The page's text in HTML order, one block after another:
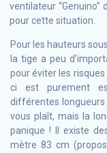
ventilateur
pour cette situation.
Pour les hauteurs
la tige a peu
pour éviter les risques
ci est purement
différentes
vous plaît, mais la
panique ! Il existe
mètre 83 cm